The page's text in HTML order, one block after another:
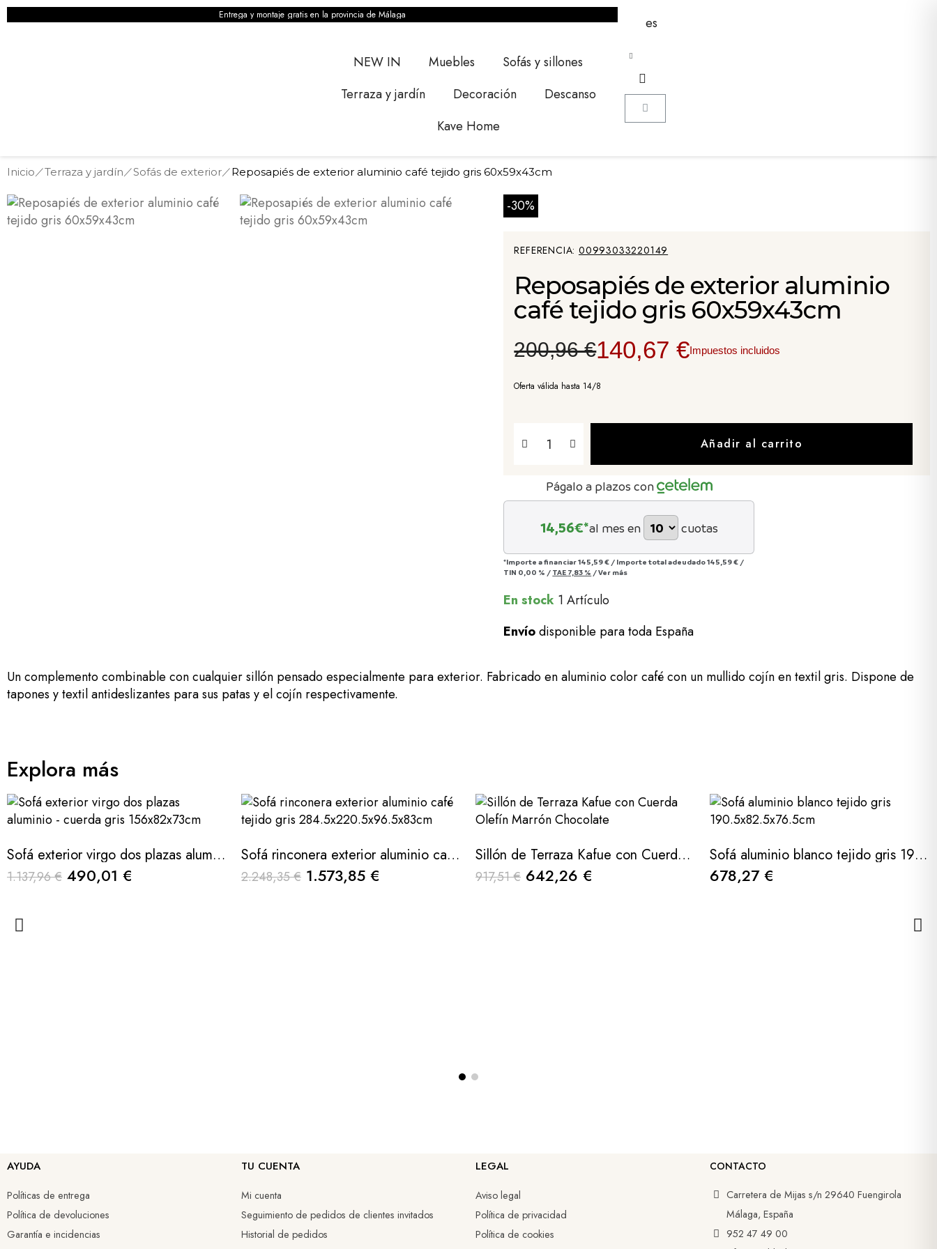
Entrega y montaje gratis en la provincia de Málaga es
NEW IN Muebles
Sofás y sillones
Terraza y jardín
Decoración
Descanso
Kave Home
Inicio Terraza y jardín Sofás de exterior Reposapiés de exterior aluminio café tejido gris 60x59x43cm
-30%
REFERENCIA 00993033220149
Reposapiés de exterior aluminio
café tejido gris 60x59x43cm
200,96 €140,67 €Impuestos incluidos
Oferta válida hasta 14/8
Añadir al carrito
Págalo a plazos con
14,56€*al mes en cuotas
*Importe a financiar145,59 € / Importe total adeudado145,59 € /
TIN 0,00 % / TAE 7,83 % /Ver más
En stock 1 Artículo
Envío disponible para toda España
Un complemento combinable con cualquier sillón pensado especialmente para exterior. Fabricado en aluminio color café con un mullido cojín en textil gris. Dispone de
tapones y textil antideslizantes para sus patas y el cojín respectivamente.
Explora más
Sofá exterior virgo dos plazas aluminio - cuerda gris 156x82x73cm
1.137,96 € 490,01 €
Sofá rinconera exterior aluminio café tejido gris 284.5x220.5x96.5x83cm
2.248,35 € 1.573,85 €
Sillón de Terraza Kafue con Cuerda Olefín Marrón Chocolate
917,51 € 642,26 €
Sofá aluminio blanco tejido gris 190.5x82.5x76.5cm
678,27 €
AYUDA
Políticas de entrega
Política de devoluciones
Garantía e incidencias
TU CUENTA
Mi cuenta
Seguimiento de pedidos de clientes invitados
Historial de pedidos
LEGAL
Aviso legal
Política de privacidad
Política de cookies
CONTACTO
Carretera de Mijas s/n 29640 Fuengirola
Málaga, España
952 47 49 00